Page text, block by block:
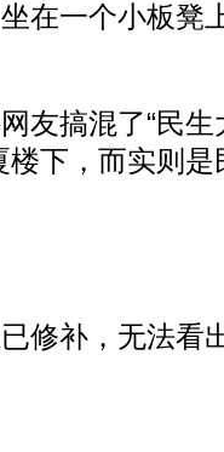
在一个小板凳
搞混了“民生
楼下，而实则
补，无法看